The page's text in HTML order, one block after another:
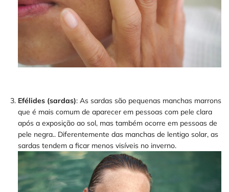
Efélides (sardas): As sardas são pequenas manchas marrons
que é mais comum de aparecer em pessoas com pele clara
após a exposição ao sol, mas também ocorre em pessoas de
pele negra.. Diferentemente das manchas de lentigo solar, as
sardas tendem a ficar menos visíveis no inverno.